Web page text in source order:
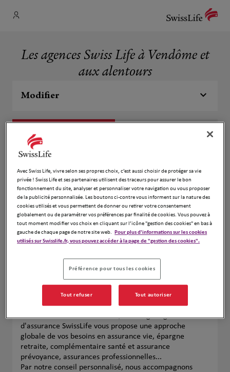
Les agences Swiss Life à Vendôme et
aux alentours
Modifier
1
12.78
DUBAYLE JULIEN
6 IMPASSE JEAN JACQUES BOUCHET
41310 ST AMAND LONGPRE
Fermé aujourd'hui
Numéro
Voir plus
Vos agences d'assurances Swiss Life à
Près de chez vous à Vendôme, votre agent général
d'assurance SwissLife vous propose une approche
globale de vos besoins en assurance vie, épargne
retraite, complémentaire santé et assurance
prévoyance, assurances professionnelles...
Par notre conseil personnalisé, nous accompagnons
Avec Swiss Life, vivre selon ses propres choix, c’est aussi choisir de protéger sa vie
privée ! Swiss Life et ses partenaires utilisent des traceurs pour assurer le bon
fonctionnement du site, analyser et personnaliser votre navigation ou vous proposer
de la publicité personnalisée. Les boutons ci-contre vous informent sur la nature des
cookies utilisés et vous permettent de donner ou retirer votre consentement
globalement ou de paramétrer vos préférences par finalité de cookies. Vous pouvez à
tout moment modifier vos choix en cliquant sur l’icône "gestion des cookies" en bas à
gauche de chaque page de notre site web. Pour plus d'informations sur les cookies
utilisés sur Swisslife.fr, vous pouvez accéder à la page de "gestion des cookies".
Préférence pour tous les cookies
Tout refuser Tout autoriser